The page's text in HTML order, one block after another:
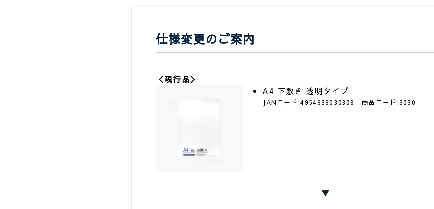
仕様変更のご案内
＜現行品＞
A4 下敷き 透明タイプ
JANコード:4954939030309 商品コード:3030
▼